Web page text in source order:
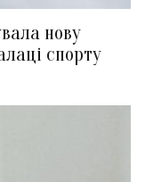
нову
спорту